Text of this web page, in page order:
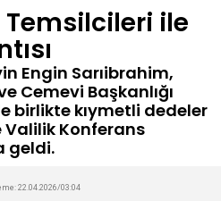
ile
Engin Sarıibrahim,
Cemevi Başkanlığı
birlikte kıymetli dedeler
Konferans
geldi.
22.04.2026/03:04